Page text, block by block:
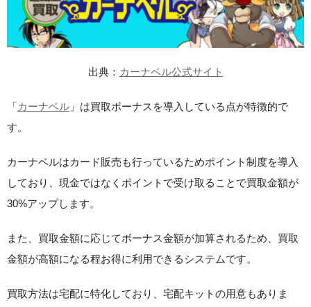
出典： カーナベル公式サイト
「カーナベル 」は買取ボーナスを導入している点が特徴的で
す。
カーナベルはカード販売も行っているためポイント制度を導入
しており、現金ではなくポイントで受け取ることで買取金額が
30%アップします。
また、買取金額に応じてボーナス金額が加算されるため、買取
金額が高額になる程お得に利用できるシステムです。
買取方法は宅配に特化しており、宅配キットの用意もありま